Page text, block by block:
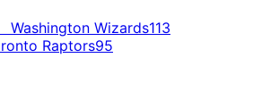
Washington Wizards113
Raptors95